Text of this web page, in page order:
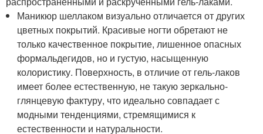
Маникюр шеллаком визуально отличается от других
цветных покрытий. Красивые ногти обретают не
только качественное покрытие, лишенное опасных
формальдегидов, но и густую, насыщенную
колористику. Поверхность, в отличие от гель-лаков
имеет более естественную, не такую зеркально-
глянцевую фактуру, что идеально совпадает с
модными тенденциями, стремящимися к
естественности и натуральности.